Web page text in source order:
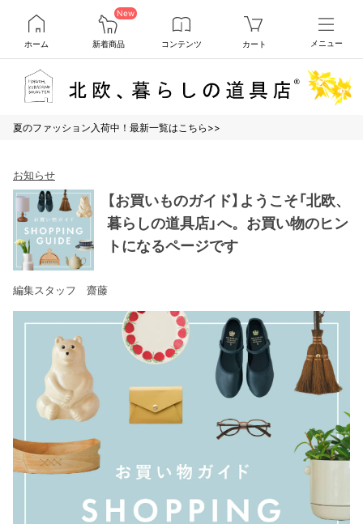
ホーム
New
新着商品 コンテンツ カート メニュー
夏のファッション入荷中！最新一覧はこちら>>
お知らせ
【お買いものガイド】ようこそ「北欧、
暮らしの道具店」へ。お買い物のヒン
トになるページです
編集スタッフ 齋藤